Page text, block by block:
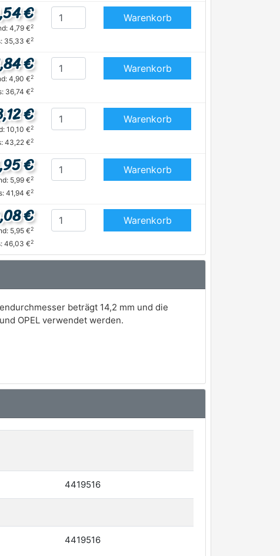
€
4,79 €2
35,33 €2
Warenkorb
€
4,90 €2
36,74 €2
Warenkorb
€
10,10 €2
43,22 €2
Warenkorb
€
5,99 €2
41,94 €2
Warenkorb
€
5,95 €2
46,03 €2
Warenkorb
beträgt 14,2 mm und die
OPEL verwendet werden.
4419516
4419516